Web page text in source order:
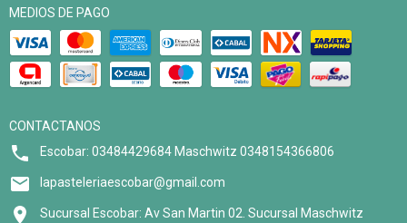
MEDIOS DE PAGO
CONTACTANOS
Escobar: 03484429684 Maschwitz 0348154366806
lapasteleriaescobar@gmail.com
Sucursal Escobar: Av San Martin 02. Sucursal Maschwitz